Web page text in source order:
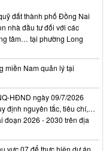
đất thành phố Đồng Nai
nhà đầu tư đối với các
tâm… tại phường Long
miền Nam quản lý tại
HĐND ngày 09/7/2026
định nguyên tắc, tiêu chí,…
đoạn 2026 - 2030 trên địa
vực 07 để thực hiện dự án